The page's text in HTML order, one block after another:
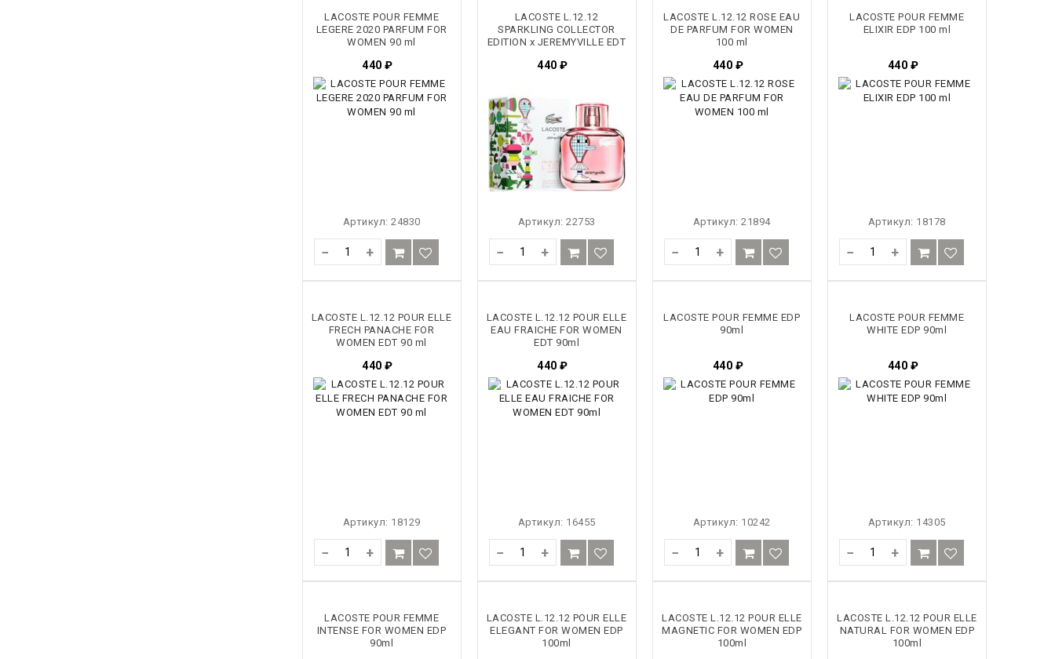
LACOSTE POUR FEMME
LEGERE 2020 PARFUM FOR
WOMEN 90 ml
440 ₽
Артикул:24830
− +
LACOSTE L.12.12
SPARKLING COLLECTOR
EDITION x JEREMYVILLE EDT
440 ₽
Артикул:22753
− +
LACOSTE L.12.12 ROSE EAU
DE PARFUM FOR WOMEN
100 ml
440 ₽
Артикул:21894
− +
LACOSTE POUR FEMME
ELIXIR EDP 100 ml
440 ₽
Артикул: 18178
− +
LACOSTE L.12.12 POUR ELLE
FRECH PANACHE FOR
WOMEN EDT 90 ml
440 ₽
Артикул: 18129
− +
LACOSTE L.12.12 POUR ELLE
EAU FRAICHE FOR WOMEN
EDT 90ml
440 ₽
Артикул: 16455
− +
LACOSTE POUR FEMME EDP
90ml
440 ₽
Артикул: 10242
− +
LACOSTE POUR FEMME
WHITE EDP 90ml
440 ₽
Артикул: 14305
− +
LACOSTE POUR FEMME
INTENSE FOR WOMEN EDP
90ml
LACOSTE L.12.12 POUR ELLE
ELEGANT FOR WOMEN EDP
100ml
LACOSTE L.12.12 POUR ELLE
MAGNETIC FOR WOMEN EDP
100ml
LACOSTE L.12.12 POUR ELLE
NATURAL FOR WOMEN EDP
100ml